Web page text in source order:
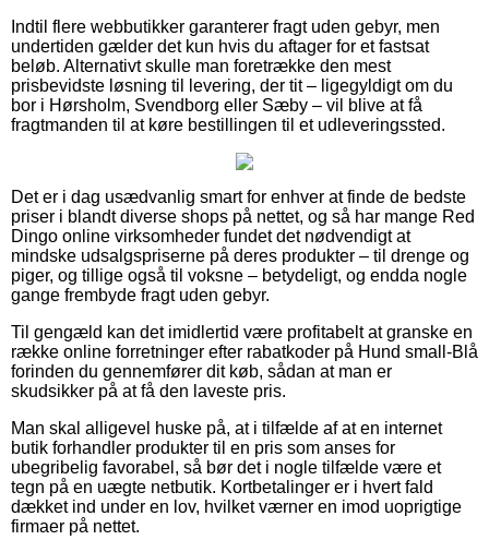
Indtil flere webbutikker garanterer fragt uden gebyr, men
undertiden gælder det kun hvis du aftager for et fastsat
beløb. Alternativt skulle man foretrække den mest
prisbevidste løsning til levering, der tit – ligegyldigt om du
bor i Hørsholm, Svendborg eller Sæby – vil blive at få
fragtmanden til at køre bestillingen til et udleveringssted.
Det er i dag usædvanlig smart for enhver at finde de bedste
priser i blandt diverse shops på nettet, og så har mange Red
Dingo online virksomheder fundet det nødvendigt at
mindske udsalgspriserne på deres produkter – til drenge og
piger, og tillige også til voksne – betydeligt, og endda nogle
gange frembyde fragt uden gebyr.
Til gengæld kan det imidlertid være profitabelt at granske en
række online forretninger efter rabatkoder på Hund small-Blå
forinden du gennemfører dit køb, sådan at man er
skudsikker på at få den laveste pris.
Man skal alligevel huske på, at i tilfælde af at en internet
butik forhandler produkter til en pris som anses for
ubegribelig favorabel, så bør det i nogle tilfælde være et
tegn på en uægte netbutik. Kortbetalinger er i hvert fald
dækket ind under en lov, hvilket værner en imod uoprigtige
firmaer på nettet.